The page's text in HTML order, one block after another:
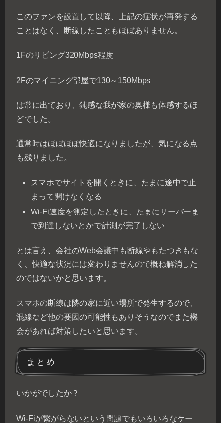
このファンを設置して以降、上記の症状が再発する
ことはなく、断線したこともほぼありません。
1Fのリビング320Mbps程度
2Fのマイニング部屋で130～150Mbps
は常に出ており、鈍感な我が家の奥様も体感するほ
どでした。
通常時はほぼほぼ快適になりましたが、気になる点
も残りました。
スマホでサイトを開くときに、たまに途中で止
まって開けなくなる
Wi-Fi速度を測定したときに、たまにサーバーま
で到達しないとかで計測が完了しない
とは言え、会社のWeb会議中も断線やもたつきもな
く、快適な状況には変わりませんので概ね解消した
のではないかと思います。
スマホの断線は隣の家に近い場所で発生するので、
混線など他の要因の可能性もありそうなのでまた機
会があれば対策したいと思います。
まとめ
いかがでしたか？
Wi-Fiが繋がらないという問題でもいろいろなケー